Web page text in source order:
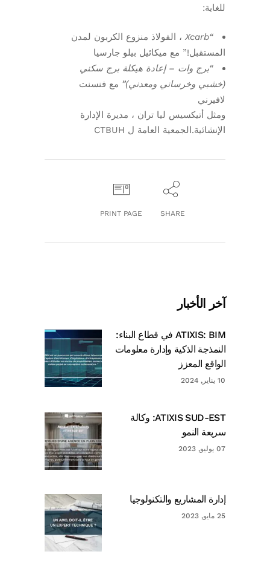
للغاية:
“Xcarb
، الفولاذ منزوع الكربون لمدن
المستقبل!” مع ميكائيل بيلو جارسيا
“برج وات – إعادة هيكلة برج سكني
(خشبي وخرساني ومعدني)” مع فنسنت
لافيرني
ومثل أتيكسيس ليا تران ، مديرة الإدارة
الإنشائية.الجمعية العامة ل CTBUH
SHARE
PRINT PAGE
آخر الأخبار
ATIXIS: BIM في قطاع البناء:
النمذجة الذكية وإدارة معلومات
الواقع المعزز
10 يناير, 2024
ATIXIS SUD-EST: وكالة
سريعة النمو
07 يوليو, 2023
إدارة المشاريع والتكنولوجيا
25 مايو, 2023